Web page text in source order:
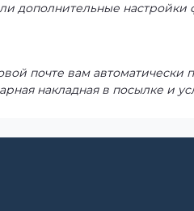
дополнительные настройки
почте вам автоматически
накладная в посылке и